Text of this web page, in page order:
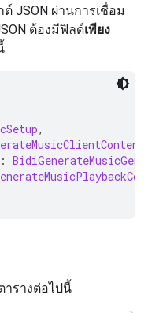
JSON ผ่านการเชื่อม
ต้องมีฟิลด์เพียง
,
:
ารางต่อไปนี้